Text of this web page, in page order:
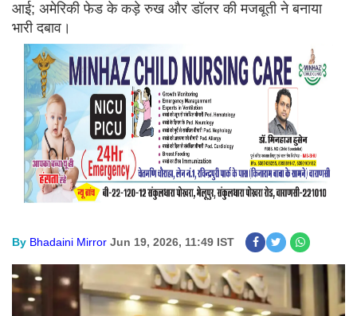
आई; अमेरिकी फेड के कड़े रुख और डॉलर की मजबूती ने बनाया
भारी दबाव।
By Bhadaini Mirror Jun 19, 2026, 11:49 IST